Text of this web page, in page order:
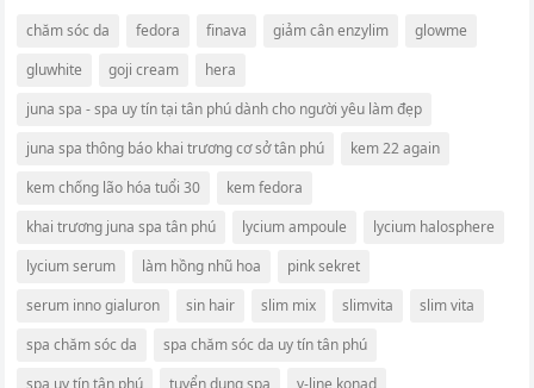
chăm sóc da fedora finava giảm cân enzylim
glowme
gluwhite
goji cream
hera
juna spa - spa uy tín tại tân phú dành cho người yêu làm đẹp
juna spa thông báo khai trương cơ sở tân phú
kem 22 again
kem chống lão hóa tuổi 30
kem fedora
khai trương juna spa tân phú
lycium ampoule
lycium halosphere
lycium serum
làm hồng nhũ hoa
pink sekret
serum inno gialuron
sin hair slim mix slimvita
slim vita
spa chăm sóc da
spa chăm sóc da uy tín tân phú
spa uy tín tân phú
tuyển dụng spa
v-line konad